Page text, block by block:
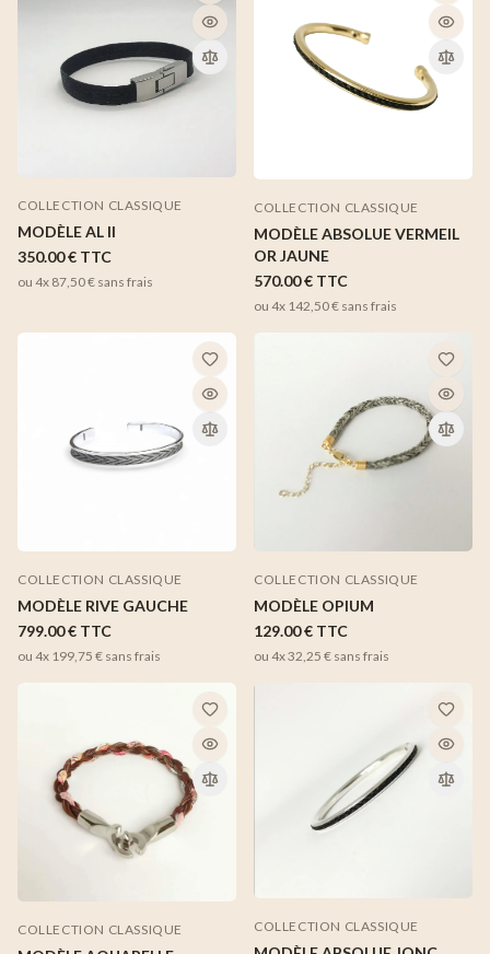
COLLECTION CLASSIQUE
MODÈLE AL II
350.00 € TTC
ou 4x 87,50 € sans frais
COLLECTION CLASSIQUE
MODÈLE ABSOLUE VERMEIL
OR JAUNE
570.00 € TTC
ou 4x 142,50 € sans frais
COLLECTION CLASSIQUE
MODÈLE RIVE GAUCHE
799.00 € TTC
ou 4x 199,75 € sans frais
COLLECTION CLASSIQUE
MODÈLE OPIUM
129.00 € TTC
ou 4x32,25 € sans frais
COLLECTION CLASSIQUE COLLECTION CLASSIQUE